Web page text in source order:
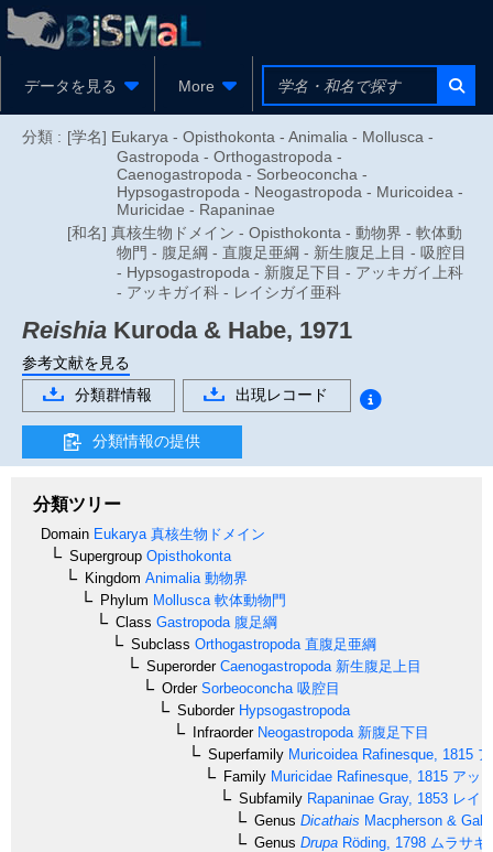
データを見る More
分類 : [学名] Eukarya - Opisthokonta - Animalia - Mollusca -
Gastropoda - Orthogastropoda -
Caenogastropoda - Sorbeoconcha -
Hypsogastropoda - Neogastropoda - Muricoidea -
Muricidae - Rapaninae
[和名] 真核生物ドメイン - Opisthokonta - 動物界 - 軟体動
物門 - 腹足綱 - 直腹足亜綱 - 新生腹足上目 - 吸腔目
- Hypsogastropoda - 新腹足下目 - アッキガイ上科
- アッキガイ科 - レイシガイ亜科
Reishia Kuroda & Habe, 1971
参考文献を見る
分類群情報
出現レコード
分類情報の提供
分類ツリー
Domain Eukarya 真核生物ドメイン
Supergroup Opisthokonta
Kingdom Animalia 動物界
Phylum Mollusca 軟体動物門
Class Gastropoda 腹足綱
Subclass Orthogastropoda 直腹足亜綱
SuperorderCaenogastropoda 新生腹足上目
OrderSorbeoconcha 吸腔目
SuborderHypsogastropoda
InfraorderNeogastropoda 新腹足下目
Superfamily Muricoidea Rafinesque, 1815
Family Muricidae Rafinesque, 1815 アッ
Subfamily Rapaninae Gray, 1853 レイ
Genus Dicathais Macpherson &
Genus Drupa Röding, 1798 ムラサキ